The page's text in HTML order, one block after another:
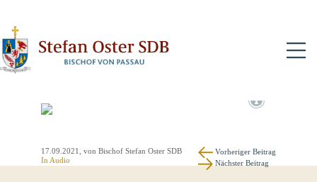
17.09.2021
, von Bischof Stefan Oster SDB
In Audio
Vorheriger Beitrag
Nächster Beitrag